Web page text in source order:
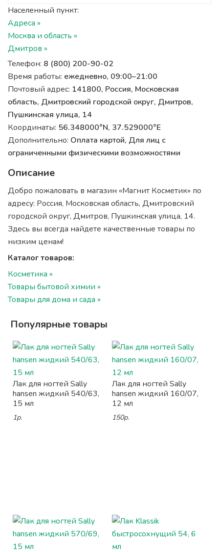
Населенный пункт:
Адреса »
Москва и область »
Дмитров »
Телефон: 8 (800) 200-90-02
Время работы: ежедневно, 09:00–21:00
Почтовый адрес: 141800, Россия, Московская
область, Дмитровский городской округ, Дмитров,
Пушкинская улица, 14
Координаты: 56.348000°N, 37.529000°E
Дополнительно: Оплата картой, Для лиц с
ограниченными физическими возможностями
Описание
Добро пожаловать в магазин «Магнит Косметик» по
адресу: Россия, Московская область, Дмитровский
городской округ, Дмитров, Пушкинская улица, 14.
Здесь вы всегда найдете качественные товары по
низким ценам!
Каталог товаров:
Косметика »
Товары бытовой химии »
Товары для дома и сада »
Популярные товары
Лак для ногтей Sally
hansen жидкий 540/63,
15 мл
1р.
Лак для ногтей Sally
hansen жидкий 160/07,
12 мл
150р.